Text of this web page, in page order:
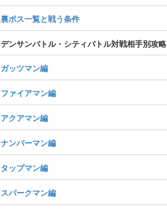
裏ボス一覧と戦う条件
デンサンバトル・シティバトル対戦相手別攻略
ガッツマン編
ファイアマン編
アクアマン編
ナンバーマン編
タップマン編
スパークマン編